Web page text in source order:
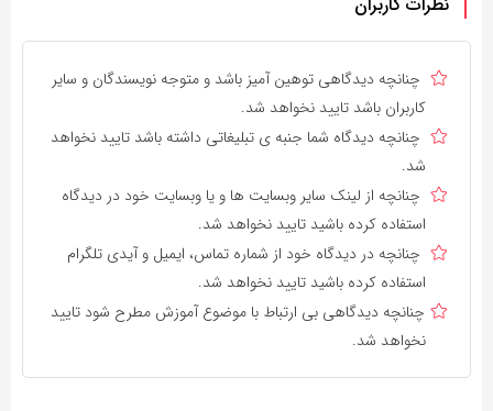
چنانچه دیدگاهی توهین آمیز باشد و متوجه نویسندگان و سایر
کاربران باشد تایید نخواهد شد.
چنانچه دیدگاه شما جنبه ی تبلیغاتی داشته باشد تایید نخواهد
شد.
چنانچه از لینک سایر وبسایت ها و یا وبسایت خود در دیدگاه
استفاده کرده باشید تایید نخواهد شد.
چنانچه در دیدگاه خود از شماره تماس، ایمیل و آیدی تلگرام
استفاده کرده باشید تایید نخواهد شد.
چنانچه دیدگاهی بی ارتباط با موضوع آموزش مطرح شود تایید
نخواهد شد.